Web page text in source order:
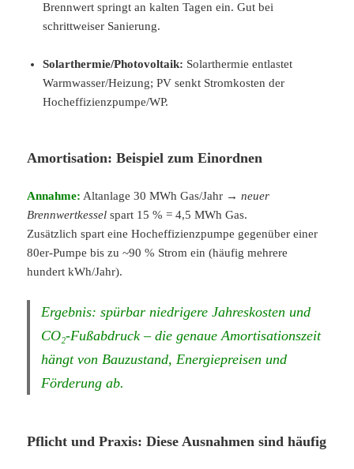
Brennwert springt an kalten Tagen ein. Gut bei
schrittweiser Sanierung.
Solarthermie/Photovoltaik: Solarthermie entlastet
Warmwasser/Heizung; PV senkt Stromkosten der
Hocheffizienzpumpe/WP.
Amortisation: Beispiel zum Einordnen
Annahme: Altanlage 30 MWh Gas/Jahr →neuer
Brennwertkessel spart 15 % = 4,5 MWh Gas.
Zusätzlich spart eine Hocheffizienzpumpe gegenüber einer
80er-Pumpe bis zu ~90 % Strom ein (häufig mehrere
hundert kWh/Jahr).
Ergebnis: spürbar niedrigere Jahreskosten und
CO₂-Fußabdruck – die genaue Amortisationszeit
hängt von Bauzustand, Energiepreisen und
Förderung ab.
Pflicht und Praxis: Diese Ausnahmen sind häufig